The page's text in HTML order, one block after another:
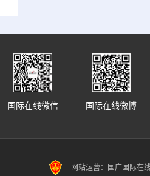
国际在线微博
国际在线微信
网站运营：国广国际在